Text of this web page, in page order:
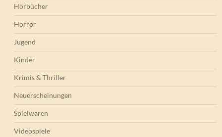
Hörbücher
Horror
Jugend
Kinder
Krimis & Thriller
Neuerscheinungen
Spielwaren
Videospiele